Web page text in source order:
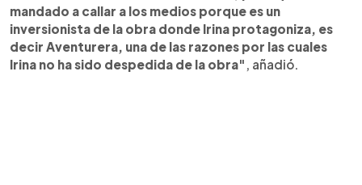
mandado a callar a los medios porque es un
inversionista de la obra donde Irina protagoniza, es
decir Aventurera, una de las razones por las cuales
Irina no ha sido despedida de la obra" , añadió.